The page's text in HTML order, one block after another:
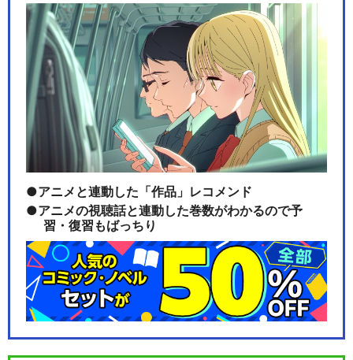
劇場版ハイキュー!! ゴミ捨て
場の決戦
劇団「ハイキュー!!」旗揚げ
公演
閉じる
アニメと連動した「作品」レコメンド
アニメの視聴話と連動した巻数がわかるので予
習・復習もばっちり